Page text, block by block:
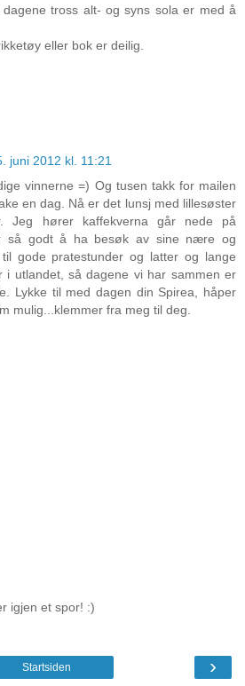
tross alt- og syns sola er med å
eller bok er deilig.
juni 2012 kl. 11:21
vinnerne =) Og tusen takk for mailen
en dag. Nå er det lunsj med lillesøster
Jeg hører kaffekverna går nede på
så godt å ha besøk av sine nære og
gode pratestunder og latter og lange
i utlandet, så dagene vi har sammen er
Lykke til med dagen din Spirea, håper
mulig...klemmer fra meg til deg.
igjen et spor! :)
›
Startsiden